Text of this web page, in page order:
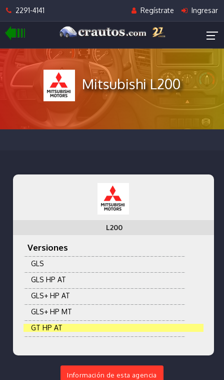
2291-4141 Regístrate Ingresar
Mitsubishi L200
L200
Versiones
GLS
GLS HP AT
GLS+ HP AT
GLS+ HP MT
GT HP AT
Información de esta agencia